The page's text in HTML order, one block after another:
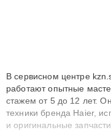
В сервисном центре
работают опытные
стажем от 5 до 12 лет.
техники бренда Haier,
и оригинальные